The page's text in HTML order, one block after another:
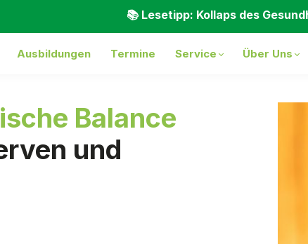
📚 Lesetipp: Kollaps des
Ausbildungen Termine Service Über Uns
Balance
und